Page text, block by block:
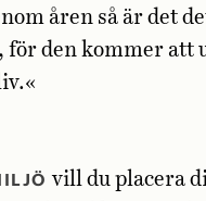
åren så är det
för den kommer att
vill du placera